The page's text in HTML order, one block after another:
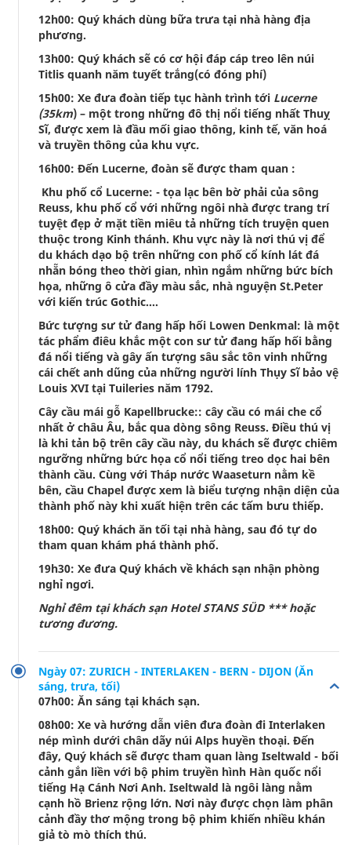
12h00: Quý khách dùng bữa trưa tại nhà hàng địa
phương.
13h00: Quý khách sẽ có cơ hội đáp cáp treo lên núi
Titlis quanh năm tuyết trắng(có đóng phí)
15h00: Xe đưa đoàn tiếp tục hành trình tới Lucerne
(35km) – một trong những đô thị nổi tiếng nhất Thuỵ
Sĩ, được xem là đầu mối giao thông, kinh tế, văn hoá
và truyền thông của khu vực.
16h00: Đến Lucerne, đoàn sẽ được tham quan :
Khu phố cổ Lucerne: - tọa lạc bên bờ phải của sông
Reuss, khu phố cổ với những ngôi nhà được trang trí
tuyệt đẹp ở mặt tiền miêu tả những tích truyện quen
thuộc trong Kinh thánh. Khu vực này là nơi thú vị để
du khách dạo bộ trên những con phố cổ kính lát đá
nhẵn bóng theo thời gian, nhìn ngắm những bức bích
họa, những ô cửa đầy màu sắc, nhà nguyện St.Peter
với kiến trúc Gothic….
Bức tượng sư tử đang hấp hối Lowen Denkmal: là một
tác phẩm điêu khắc một con sư tử đang hấp hối bằng
đá nổi tiếng và gây ấn tượng sâu sắc tôn vinh những
cái chết anh dũng của những người lính Thụy Sĩ bảo vệ
Louis XVI tại Tuileries năm 1792.
Cây cầu mái gỗ Kapellbrucke:: cây cầu có mái che cổ
nhất ở châu Âu, bắc qua dòng sông Reuss. Điều thú vị
là khi tản bộ trên cây cầu này, du khách sẽ được chiêm
ngưỡng những bức họa cổ nổi tiếng treo dọc hai bên
thành cầu. Cùng với Tháp nước Waaseturn nằm kề
bên, cầu Chapel được xem là biểu tượng nhận diện của
thành phố này khi xuất hiện trên các tấm bưu thiếp.
18h00: Quý khách ăn tối tại nhà hàng, sau đó tự do
tham quan khám phá thành phố.
19h30: Xe đưa Quý khách về khách sạn nhận phòng
nghỉ ngơi.
Nghỉ đêm tại khách sạn Hotel STANS SÜD *** hoặc
tương đương.
Ngày 07: ZURICH - INTERLAKEN - BERN - DIJON (Ăn
sáng, trưa, tối)
07h00: Ăn sáng tại khách sạn.
08h00: Xe và hướng dẫn viên đưa đoàn đi Interlaken
nép mình dưới chân dãy núi Alps huyền thoại. Đến
đây, Quý khách sẽ được tham quan làng Iseltwald - bối
cảnh gắn liền với bộ phim truyền hình Hàn quốc nổi
tiếng Hạ Cánh Nơi Anh. Iseltwald là ngôi làng nằm
cạnh hồ Brienz rộng lớn. Nơi này được chọn làm phân
cảnh đầy thơ mộng trong bộ phim khiến nhiều khán
giả tò mò thích thú.